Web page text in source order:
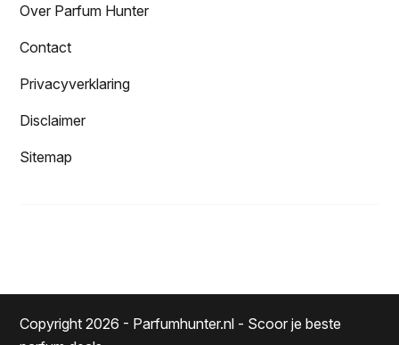
Over Parfum Hunter
Contact
Privacyverklaring
Disclaimer
Sitemap
Copyright 2026 - Parfumhunter.nl - Scoor je beste